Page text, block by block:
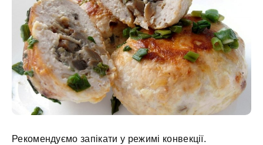
Рекомендуємо запікати у режимі конвекції.